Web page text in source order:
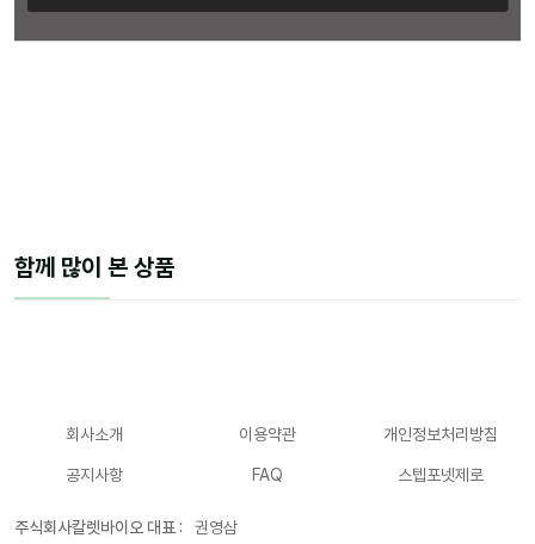
함께 많이 본 상품
회사소개 이용약관 개인정보처리방침
공지사항 FAQ 스텝포넷제로
주식회사칼렛바이오 대표 : 권영삼